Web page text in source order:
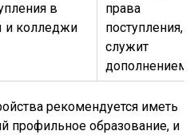
в
и колледжи
права
поступления,
служит
дополнением
рекомендуется иметь
образование, и